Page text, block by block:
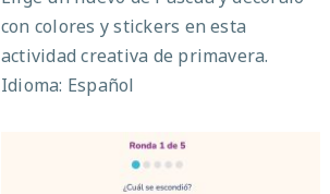
con colores y stickers en esta
actividad creativa de primavera.
Idioma: Español